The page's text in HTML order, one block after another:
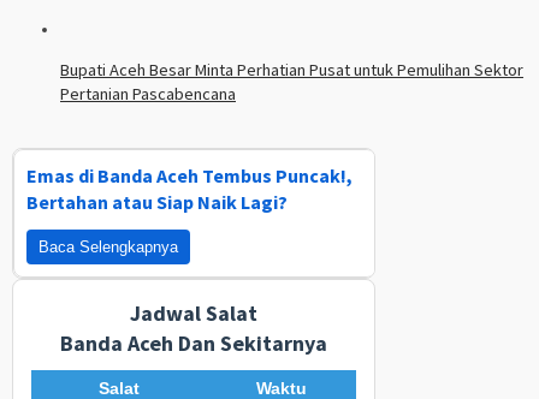
Bupati Aceh Besar Minta Perhatian Pusat untuk Pemulihan Sektor
Pertanian Pascabencana
Emas di Banda Aceh Tembus Puncak!,
Bertahan atau Siap Naik Lagi?
Baca Selengkapnya
Jadwal Salat
Banda Aceh Dan Sekitarnya
Salat
Waktu